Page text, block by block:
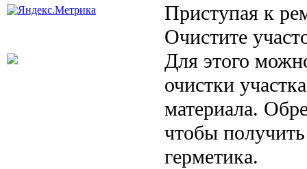
Приступая к
Очистите
Для этого
очистки
материала.
чтобы
герметика.